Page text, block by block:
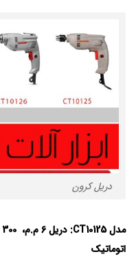
دریل کرون
مدل CT10125: دریل 6 م.م، 300
اتوماتیک